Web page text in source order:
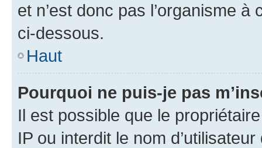
et n’est donc pas l’organisme
ci-dessous.
Haut
Pourquoi ne puis-je pas
Il est possible que le
IP ou interdit le nom